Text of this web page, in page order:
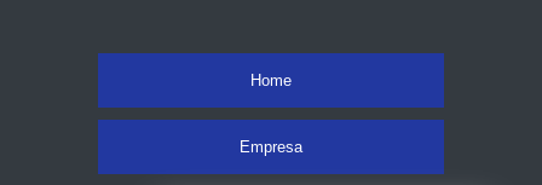
Home
Empresa